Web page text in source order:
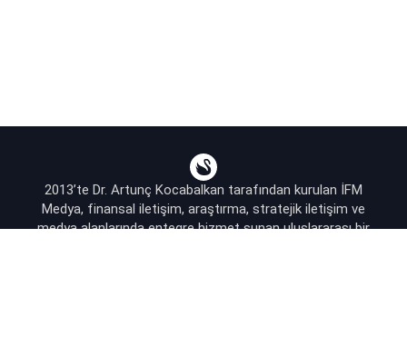
2013’te Dr. Artunç Kocabalkan tarafından kurulan İFM
Medya, finansal iletişim, araştırma, stratejik iletişim ve
medya alanlarında entegre hizmet sunan uluslararası bir